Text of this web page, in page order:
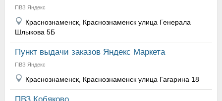
ПВЗ Яндекс
Краснознаменск, Краснознаменск улица Генерала
Шлыкова 5Б
Пункт выдачи заказов Яндекс Маркета
ПВЗ Яндекс
Краснознаменск, Краснознаменск улица Гагарина 18